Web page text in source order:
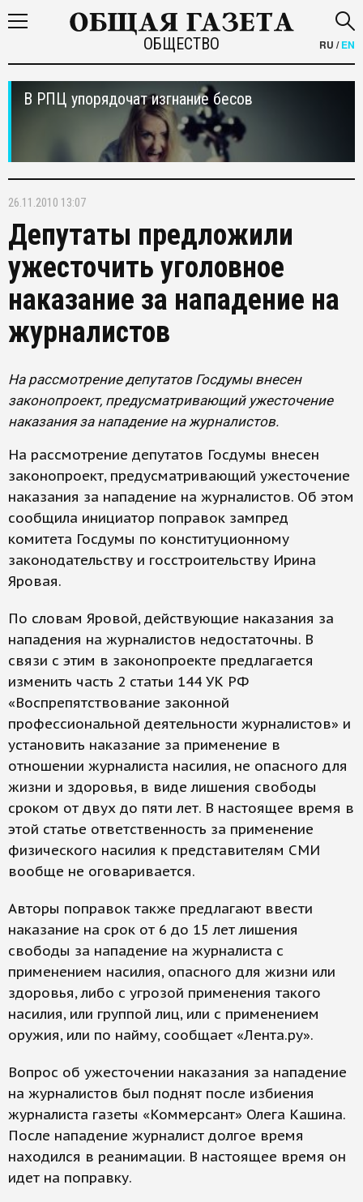
ОБЩЕСТВО RU /EN
В РПЦ упорядочат изгнание бесов
26.11.2010 13:07
Депутаты предложили
ужесточить уголовное
наказание за нападение на
журналистов
На рассмотрение депутатов Госдумы внесен
законопроект, предусматривающий ужесточение
наказания за нападение на журналистов.
На рассмотрение депутатов Госдумы внесен
законопроект, предусматривающий ужесточение
наказания за нападение на журналистов. Об этом
сообщила инициатор поправок зампред
комитета Госдумы по конституционному
законодательству и госстроительству Ирина
Яровая.
По словам Яровой, действующие наказания за
нападения на журналистов недостаточны. В
связи с этим в законопроекте предлагается
изменить часть 2 статьи 144 УК РФ
«Воспрепятствование законной
профессиональной деятельности журналистов» и
установить наказание за применение в
отношении журналиста насилия, не опасного для
жизни и здоровья, в виде лишения свободы
сроком от двух до пяти лет. В настоящее время в
этой статье ответственность за применение
физического насилия к представителям СМИ
вообще не оговаривается.
Авторы поправок также предлагают ввести
наказание на срок от 6 до 15 лет лишения
свободы за нападение на журналиста с
применением насилия, опасного для жизни или
здоровья, либо с угрозой применения такого
насилия, или группой лиц, или с применением
оружия, или по найму, сообщает «Лента.ру».
Вопрос об ужесточении наказания за нападение
на журналистов был поднят после избиения
журналиста газеты «Коммерсант» Олега Кашина.
После нападение журналист долгое время
находился в реанимации. В настоящее время он
идет на поправку.